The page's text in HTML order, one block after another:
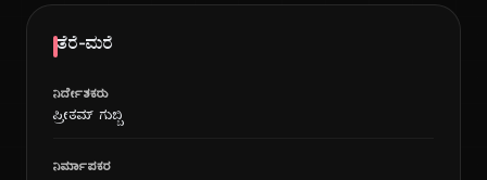
ತೆರೆ-ಮರೆ
ನಿರ್ದೇಶಕರು
ಪ್ರೀತಮ್ ಗುಬ್ಬಿ
ನಿರ್ಮಾಪಕರ